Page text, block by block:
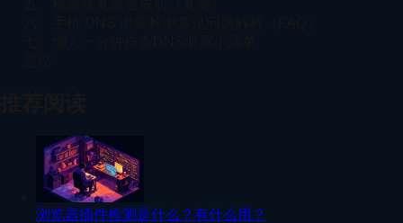
浏览器插件检测是什么？有什么用？